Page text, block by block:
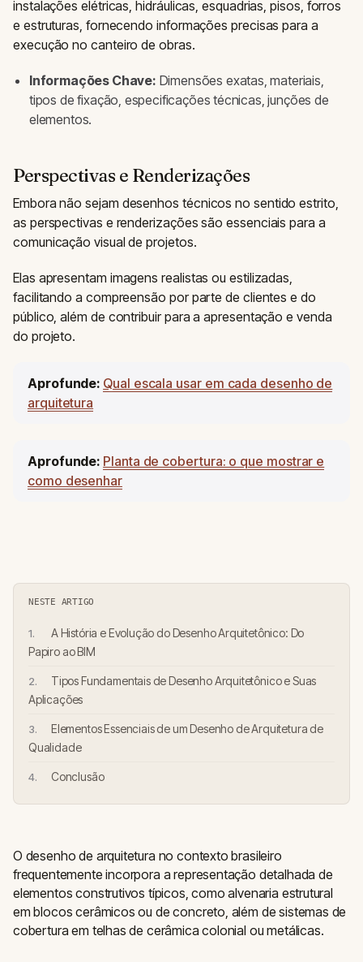
instalações elétricas, hidráulicas, esquadrias, pisos, forros
e estruturas, fornecendo informações precisas para a
execução no canteiro de obras.
Informações Chave: Dimensões exatas, materiais,
tipos de fixação, especificações técnicas, junções de
elementos.
Perspectivas e Renderizações
Embora não sejam desenhos técnicos no sentido estrito,
as perspectivas e renderizações são essenciais para a
comunicação visual de projetos.
Elas apresentam imagens realistas ou estilizadas,
facilitando a compreensão por parte de clientes e do
público, além de contribuir para a apresentação e venda
do projeto.
Aprofunde: Qual escala usar em cada desenho de
arquitetura
Aprofunde: Planta de cobertura: o que mostrar e
como desenhar
NESTE ARTIGO
A História e Evolução do Desenho Arquitetônico: Do
Papiro ao BIM
Tipos Fundamentais de Desenho Arquitetônico e Suas
Aplicações
Elementos Essenciais de um Desenho de Arquitetura de
Qualidade
Conclusão
O desenho de arquitetura no contexto brasileiro
frequentemente incorpora a representação detalhada de
elementos construtivos típicos, como alvenaria estrutural
em blocos cerâmicos ou de concreto, além de sistemas de
cobertura em telhas de cerâmica colonial ou metálicas.